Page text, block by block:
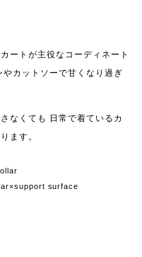
ートが主役なコーディネート
やカットソーで甘くなり過ぎ
なくても
日常で着ているカ
ます。
surface